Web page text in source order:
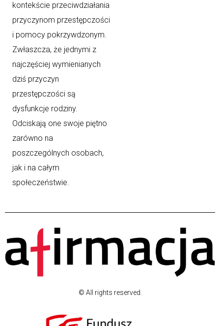
kontekście przeciwdziałania
przyczynom przestępczości
i pomocy pokrzywdzonym.
Zwłaszcza, że jednymi z
najczęściej wymienianych
dziś przyczyn
przestępczości są
dysfunkcje rodziny.
Odciskają one swoje piętno
zarówno na
poszczególnych osobach,
jak i na całym
społeczeństwie.
© All rights reserved.